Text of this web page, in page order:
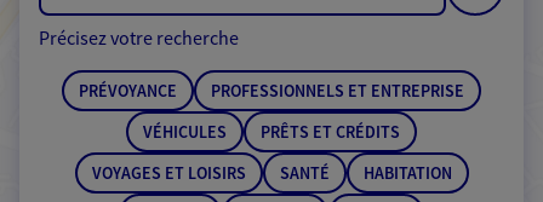
de
Précisez votre recherche
PRÉVOYANCE
PROFESSIONNELS ET ENTREPRISE
VÉHICULES
PRÊTS ET CRÉDITS
VOYAGES ET LOISIRS
SANTÉ
HABITATION